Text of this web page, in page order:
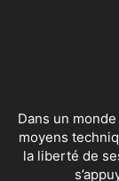
Dans un
moyens
la liberté de